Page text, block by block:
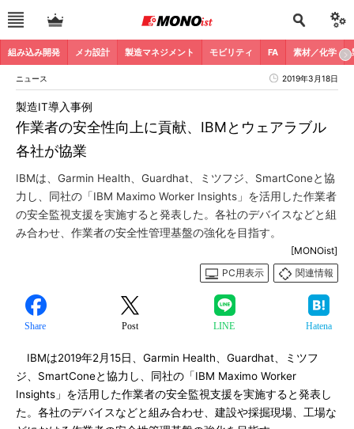
組み込み開発 メカ設計 製造マネジメント モビリティ FA 素材／化学
ニュース 2019年3月18日
作業者の安全性向上に貢献、IBMとウェアラブル
各社が協業
製造IT導入事例
IBMは、Garmin Health、Guardhat、ミツフジ、SmartConeと協
力し、同社の「IBM Maximo Worker Insights」を活用した作業者
の安全監視支援を実施すると発表した。各社のデバイスなどと組
み合わせ、作業者の安全性管理基盤の強化を目指す。
[MONOist]
PC用表示
関連情報
Share Post LINE Hatena
IBMは2019年2月15日、Garmin Health、Guardhat、ミツフ
ジ、SmartConeと協力し、同社の「IBM Maximo Worker
Insights」を活用した作業者の安全監視支援を実施すると発表し
た。各社のデバイスなどと組み合わせ、建設や採掘現場、工場な